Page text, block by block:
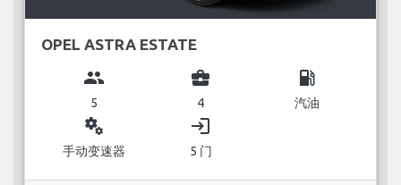
OPEL ASTRA ESTATE
group
5
business_center
4
local_gas_station
汽油
miscellaneous_services
手动变速器
login
5 门